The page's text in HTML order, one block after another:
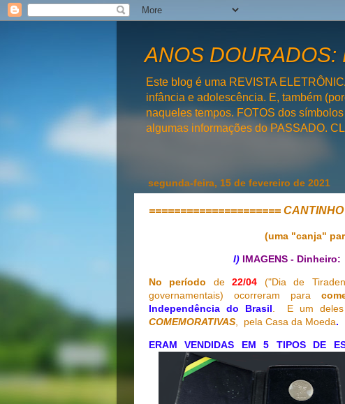
ANOS DOURADOS:
Este blog é uma REVISTA
infância e adolescência. E, também
naqueles tempos. FOTOS dos
algumas informações do PASSADO.
segunda-feira, 15 de fevereiro de 2021
=====================
(uma "canja"
I) IMAGENS - Dinheiro:
No período de22/04 ("Dia de
governamentais) ocorreram para
Independência do Brasil. E um deles
COMEMORATIVAS, pela Casa da Moeda.
ERAM VENDIDAS EM 5 TIPOS DE